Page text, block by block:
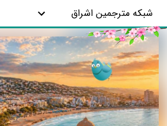
شبکه مترجمین اشراق